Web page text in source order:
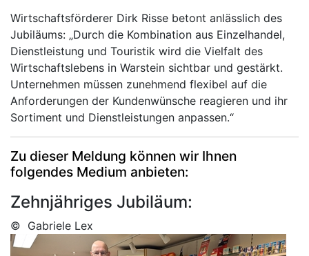
Wirtschaftsförderer Dirk Risse betont anlässlich des
Jubiläums: „Durch die Kombination aus Einzelhandel,
Dienstleistung und Touristik wird die Vielfalt des
Wirtschaftslebens in Warstein sichtbar und gestärkt.
Unternehmen müssen zunehmend flexibel auf die
Anforderungen der Kundenwünsche reagieren und ihr
Sortiment und Dienstleistungen anpassen.“
Zu dieser Meldung können wir Ihnen
folgendes Medium anbieten:
Zehnjähriges Jubiläum:
© Gabriele Lex